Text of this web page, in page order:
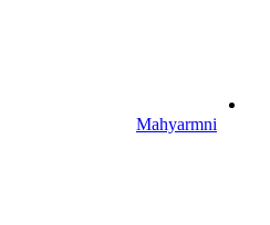
Mahyarmni